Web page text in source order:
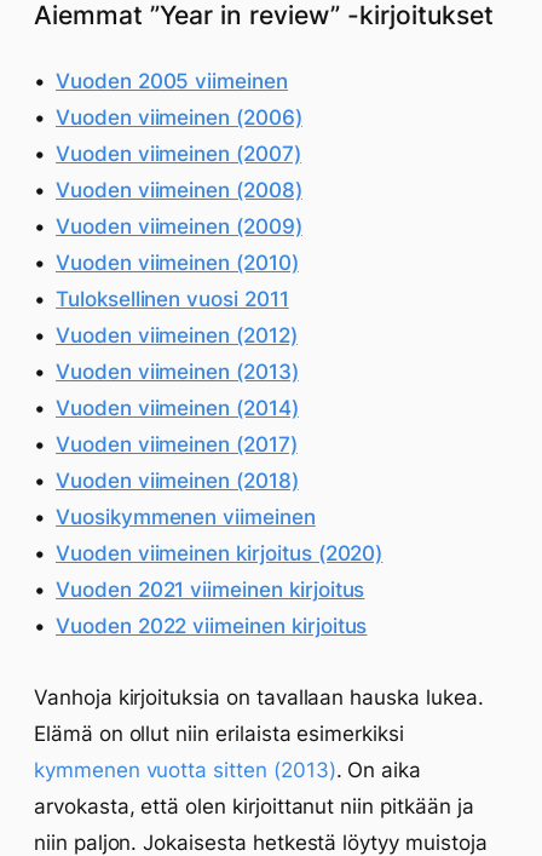
Aiemmat ”Year in review” -kirjoitukset
Vuoden 2005 viimeinen
Vuoden viimeinen (2006)
Vuoden viimeinen (2007)
Vuoden viimeinen (2008)
Vuoden viimeinen (2009)
Vuoden viimeinen (2010)
Tuloksellinen vuosi 2011
Vuoden viimeinen (2012)
Vuoden viimeinen (2013)
Vuoden viimeinen (2014)
Vuoden viimeinen (2017)
Vuoden viimeinen (2018)
Vuosikymmenen viimeinen
Vuoden viimeinen kirjoitus (2020)
Vuoden 2021 viimeinen kirjoitus
Vuoden 2022 viimeinen kirjoitus
Vanhoja kirjoituksia on tavallaan hauska lukea.
Elämä on ollut niin erilaista esimerkiksi
kymmenen vuotta sitten (2013). On aika
arvokasta, että olen kirjoittanut niin pitkään ja
niin paljon. Jokaisesta hetkestä löytyy muistoja